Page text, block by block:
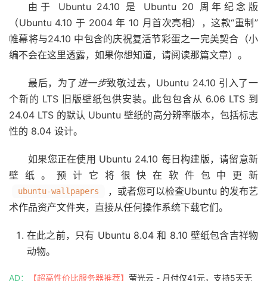
由于 Ubuntu 24.10 是 Ubuntu 20 周年纪念版
（Ubuntu 4.10 于 2004 年 10 月首次亮相），这款“重制”
帷幕将与24.10 中包含的庆祝复活节彩蛋之一完美契合（小
编不会在这里透露，如果你想知道，请阅读那篇文章）。
最后，为了 进一步致敬过去，Ubuntu 24.10 引入了一
个新的 LTS 旧版壁纸包供安装。此包包含从 6.06 LTS 到
24.04 LTS 的默认 Ubuntu 壁纸的高分辨率版本，包括标志
性的 8.04 设计。
如果您正在使用 Ubuntu 24.10 每日构建版，请留意新
壁纸。预计它将很快在软件包中更新
ubuntu-wallpapers ，或者您可以检查Ubuntu 的发布艺
术作品资产文件夹，直接从任何操作系统下载它们。
在此之前，只有 Ubuntu 8.04 和 8.10 壁纸包含吉祥物
动物。
AD： 【超高性价比服务器推荐】 萤光云 - 月付仅41元，支持5天无